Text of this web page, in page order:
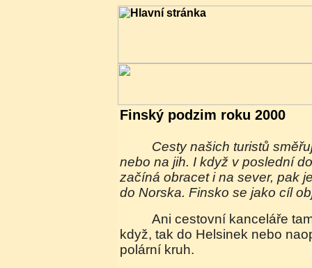
Finský podzim roku 2000
Cesty našich turistů směřují nejčastěji na západ
nebo na jih. I když v poslední
začíná obracet i na sever, pak
do Norska. Finsko se jako cíl
Ani cestovní kanceláře tam většinou nejezdi, a
když, tak do Helsinek nebo
polární kruh.